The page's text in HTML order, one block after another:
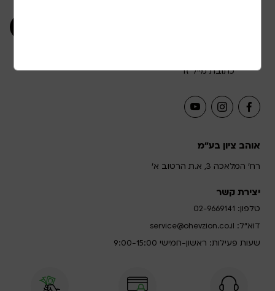
אוהב ציון בע"מ
רח' המלאכה 3, א.ת הרטוב א'
יצירת קשר
טלפון: 02-9669141
דוא”ל: service@ohevzion.co.il
שעות פעילות: ראשון-חמישי 9:00-15:00
כתובת מייל זו